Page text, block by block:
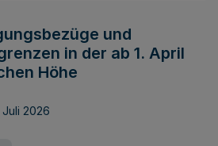
und
in der ab 1. April
Höhe
Juli 2026